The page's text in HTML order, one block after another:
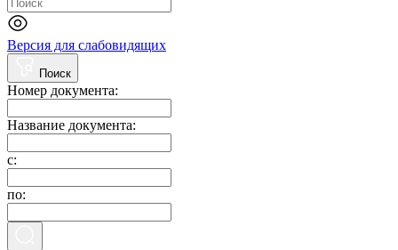
Версия для слабовидящих
Поиск
Номер документа:
Название документа:
с:
по: